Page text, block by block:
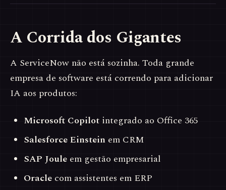
A Corrida dos Gigantes
A ServiceNow não está sozinha. Toda grande
empresa de software está correndo para adicionar
IA aos produtos:
Microsoft Copilot integrado ao Office 365
Salesforce Einstein em CRM
SAP Joule em gestão empresarial
Oracle com assistentes em ERP